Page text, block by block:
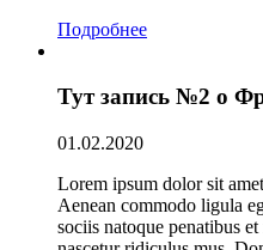
Подробнее
Тут запись №2 о
01.02.2020
Lorem ipsum dolor sit
Aenean commodo ligula
sociis natoque penatibus